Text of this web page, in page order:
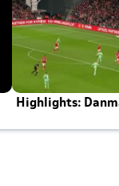
Highlights: